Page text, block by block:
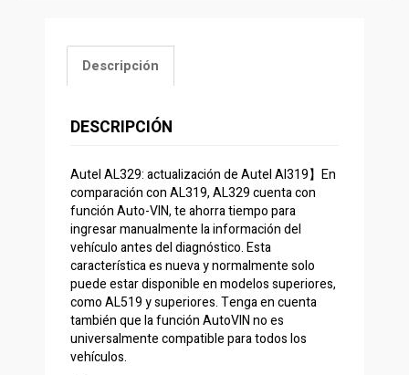
Descripción
DESCRIPCIÓN
Autel AL329: actualización de Autel Al319】En
comparación con AL319, AL329 cuenta con
función Auto-VIN, te ahorra tiempo para
ingresar manualmente la información del
vehículo antes del diagnóstico. Esta
característica es nueva y normalmente solo
puede estar disponible en modelos superiores,
como AL519 y superiores. Tenga en cuenta
también que la función AutoVIN no es
universalmente compatible para todos los
vehículos.